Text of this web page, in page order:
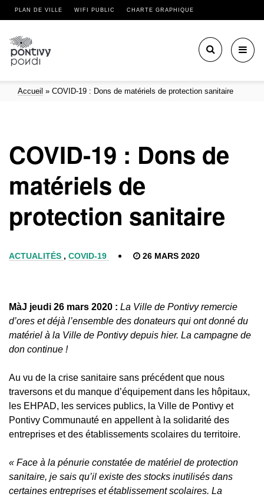
PLAN DE VILLE WIFI PUBLIC CHARTE GRAPHIQUE
Accueil » COVID-19 : Dons de matériels de protection sanitaire
COVID-19 : Dons de
matériels de
protection sanitaire
ACTUALITÉS , COVID-19 26 MARS 2020
MàJ jeudi 26 mars 2020 : La Ville de Pontivy remercie
d’ores et déjà l’ensemble des donateurs qui ont donné du
matériel à la Ville de Pontivy depuis hier. La campagne de
don continue !
Au vu de la crise sanitaire sans précédent que nous
traversons et du manque d’équipement dans les hôpitaux,
les EHPAD, les services publics, la Ville de Pontivy et
Pontivy Communauté en appellent à la solidarité des
entreprises et des établissements scolaires du territoire.
« Face à la pénurie constatée de matériel de protection
sanitaire, je sais qu’il existe des stocks inutilisés dans
certaines entreprises et établissement scolaires. La